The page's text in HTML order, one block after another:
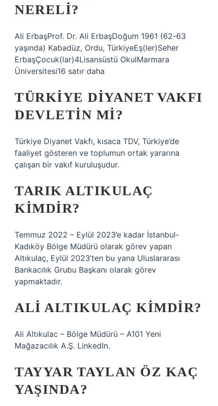
NERELI?
Ali ErbaşProf. Dr. Ali ErbaşDoğum 1961 (62-63
yaşında) Kabadüz, Ordu, TürkiyeEş(ler)Seher
ErbaşÇocuk(lar)4Lisansüstü OkulMarmara
Üniversitesi16 satır daha
TÜRKIYE DIYANET VAKFI
DEVLETIN MI?
Türkiye Diyanet Vakfı, kısaca TDV, Türkiye’de
faaliyet gösteren ve toplumun ortak yararına
çalışan bir vakıf kuruluşudur.
TARIK ALTIKULAÇ
KIMDIR?
Temmuz 2022 – Eylül 2023’e kadar İstanbul-
Kadıköy Bölge Müdürü olarak görev yapan
Altıkulaç, Eylül 2023’ten bu yana Uluslararası
Bankacılık Grubu Başkanı olarak görev
yapmaktadır.
ALI ALTIKULAÇ KIMDIR?
Ali Altıkulac – Bölge Müdürü – A101 Yeni
Mağazacılık A.Ş. LinkedIn.
TAYYAR TAYLAN ÖZ KAÇ
YAŞINDA?